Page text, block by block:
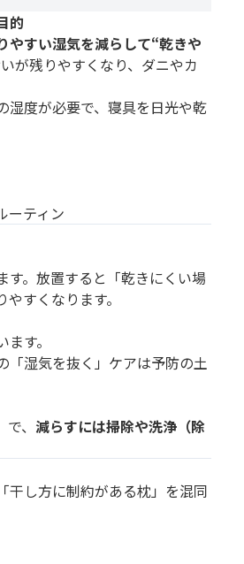
的
やすい湿気を減らして“乾きや
が残りやすくなり、ダニやカ
湿度が必要で、寝具を日光や乾
ーティン
。放置すると「乾きにくい場
すくなります。
す。
「湿気を抜く」ケアは予防の土
、 減らすには掃除や洗浄（除
干し方に制約がある枕」を混同